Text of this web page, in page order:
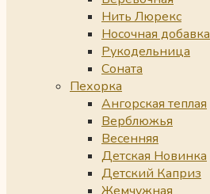
Нить Люрекс
Носочная добавка
Рукодельница
Соната
Пехорка
Ангорская теплая
Верблюжья
Весенняя
Детская Новинка
Детский Каприз